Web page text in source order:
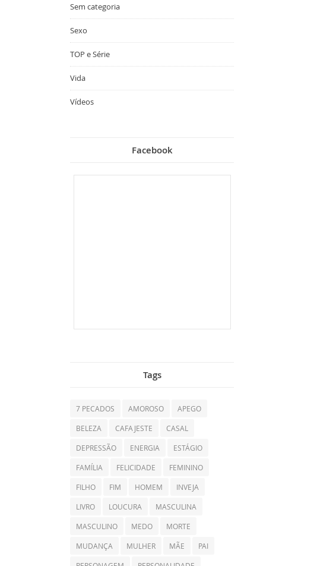
Sem categoria
Sexo
TOP e Série
Vida
Vídeos
Facebook
Tags
7 PECADOS AMOROSO APEGO
BELEZA CAFAJESTE CASAL
DEPRESSÃO ENERGIA ESTÁGIO
FAMÍLIA FELICIDADE FEMININO
FILHO FIM HOMEM INVEJA
LIVRO LOUCURA MASCULINA
MASCULINO MEDO MORTE
MUDANÇA MULHER MÃE PAI